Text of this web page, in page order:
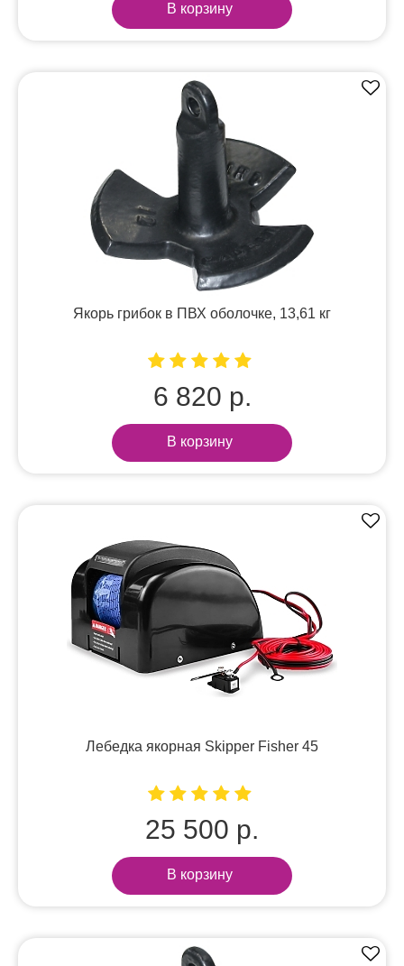
В корзину
Якорь грибок в ПВХ оболочке, 13,61 кг
6 820 р.
В корзину
Лебедка якорная Skipper Fisher 45
25 500 р.
В корзину